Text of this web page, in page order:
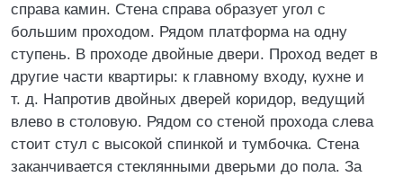
справа камин. Стена справа образует угол с
большим проходом. Рядом платформа на одну
ступень. В проходе двойные двери. Проход ведет в
другие части квартиры: к главному входу, кухне и
т. д. Напротив двойных дверей коридор, ведущий
влево в столовую. Рядом со стеной прохода слева
стоит стул с высокой спинкой и тумбочка. Стена
заканчивается стеклянными дверьми до пола. За